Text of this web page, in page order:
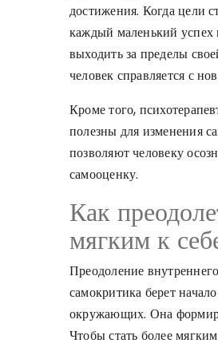
достижения. Когда цели
каждый маленький успех
выходить за пределы
человек справляется с
Кроме того,
полезны для изменения
позволяют человеку
самооценку.
Как
мягким к
Преодоление
самокритика берет
окружающих. Она
Чтобы стать более